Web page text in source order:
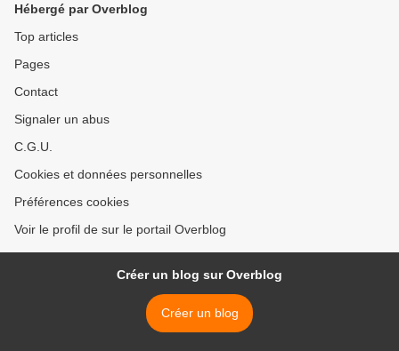
Hébergé par Overblog
Top articles
Pages
Contact
Signaler un abus
C.G.U.
Cookies et données personnelles
Préférences cookies
Voir le profil de sur le portail Overblog
Créer un blog sur Overblog
Créer un blog